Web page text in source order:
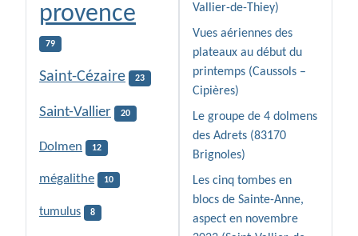
provence
79
Saint-Cézaire 23
Saint-Vallier 20
Dolmen 12
mégalithe 10
tumulus 8
Vallier-de-Thiey)
Vues aériennes des
plateaux au début du
printemps (Caussols –
Cipières)
Le groupe de 4 dolmens
des Adrets (83170
Brignoles)
Les cinq tombes en
blocs de Sainte-Anne,
aspect en novembre